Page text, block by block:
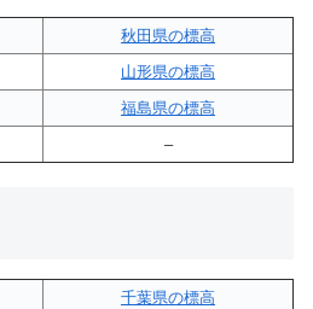
秋田県の標高
山形県の標高
福島県の標高
–
千葉県の標高